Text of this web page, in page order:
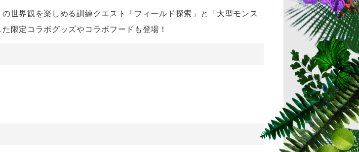
世界観を楽しめる訓練クエスト「フィールド探索」と「大型モンス
限定コラボグッズやコラボフードも登場！